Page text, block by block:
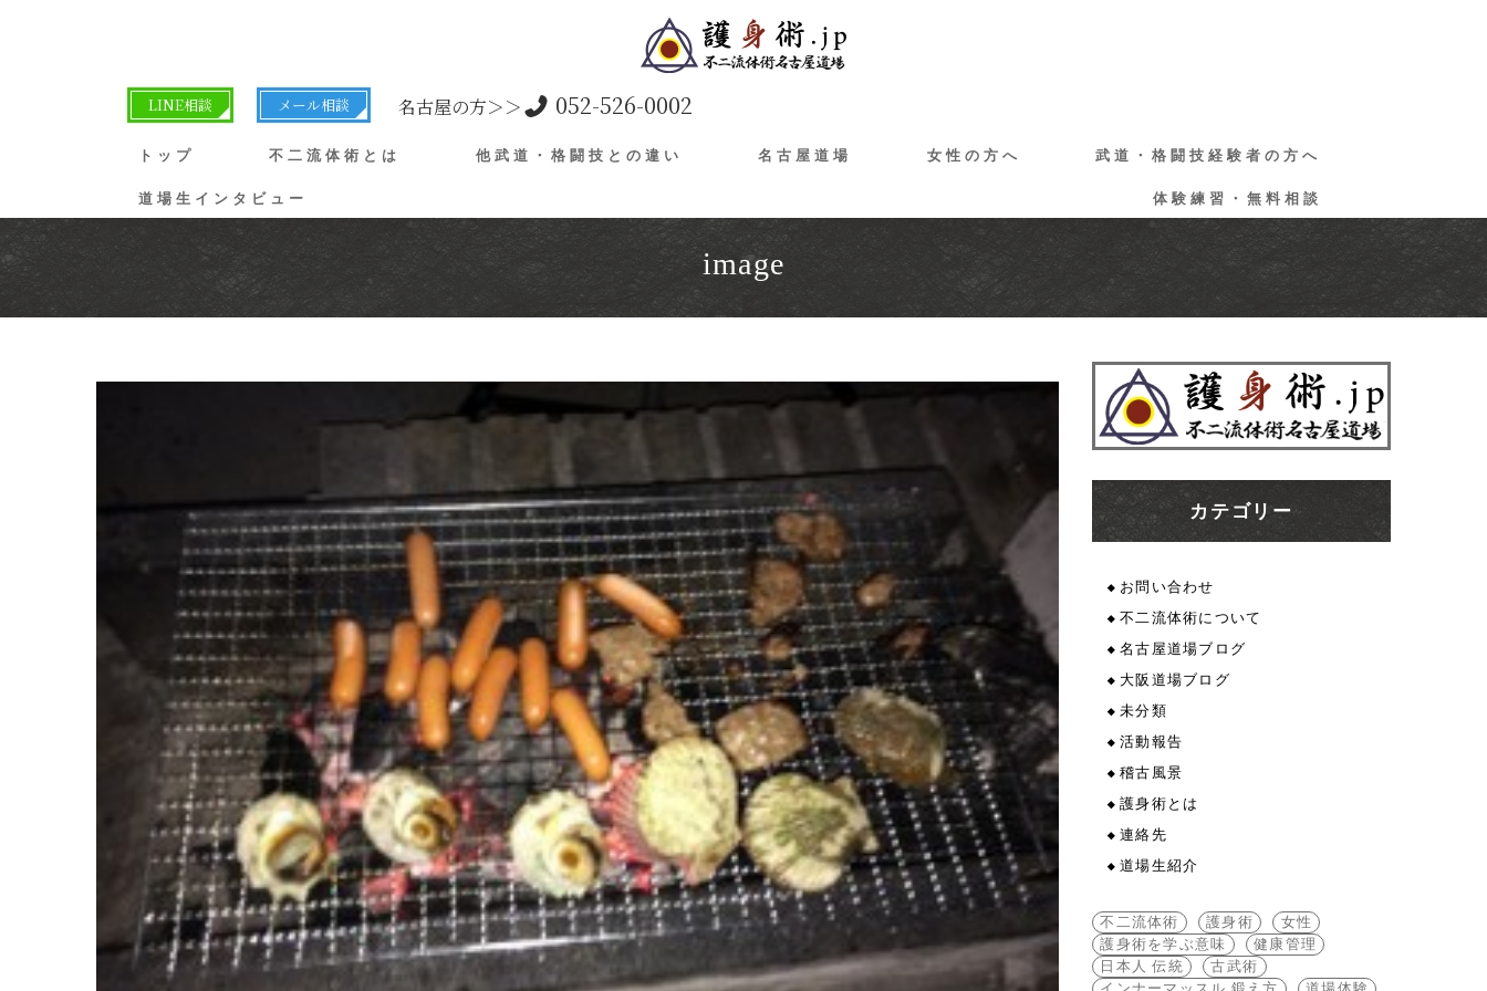
LINE相談 メール相談 名古屋の方＞＞ 052-526-0002
トップ 不二流体術とは 他武道・格闘技との違い 名古屋道場 女性の方へ 武道・格闘技経験者の方へ
道場生インタビュー 体験練習・無料相談
image
カテゴリー
お問い合わせ
不二流体術について
名古屋道場ブログ
大阪道場ブログ
未分類
活動報告
稽古風景
護身術とは
連絡先
道場生紹介
不二流体術 護身術
女性
護身術を学ぶ意味
健康管理
日本人 伝統
古武術